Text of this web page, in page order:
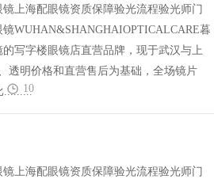
上海配眼镜资质保障验光流程验光师门
WUHAN&SHANGHAIOPTICALCARE暮
写字楼眼镜店直营品牌，现于武汉与上
透明价格和直营售后为基础，全场镜片
.........
10
上海配眼镜资质保障验光流程验光师门